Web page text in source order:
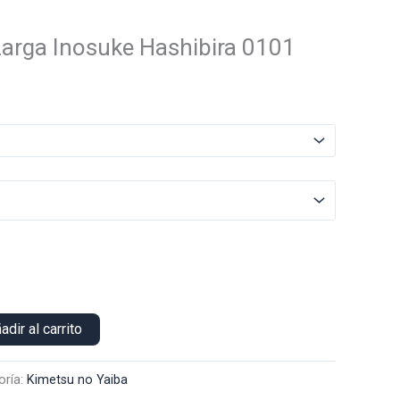
Inosuke Hashibira 0101
al carrito
Kimetsu no Yaiba